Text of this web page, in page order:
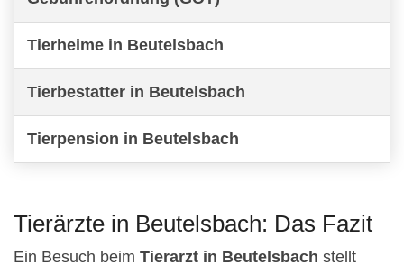
Tierheime in Beutelsbach
Tierbestatter in Beutelsbach
Tierpension in Beutelsbach
Tierärzte in Beutelsbach: Das Fazit
Ein Besuch beim Tierarzt in Beutelsbach stellt